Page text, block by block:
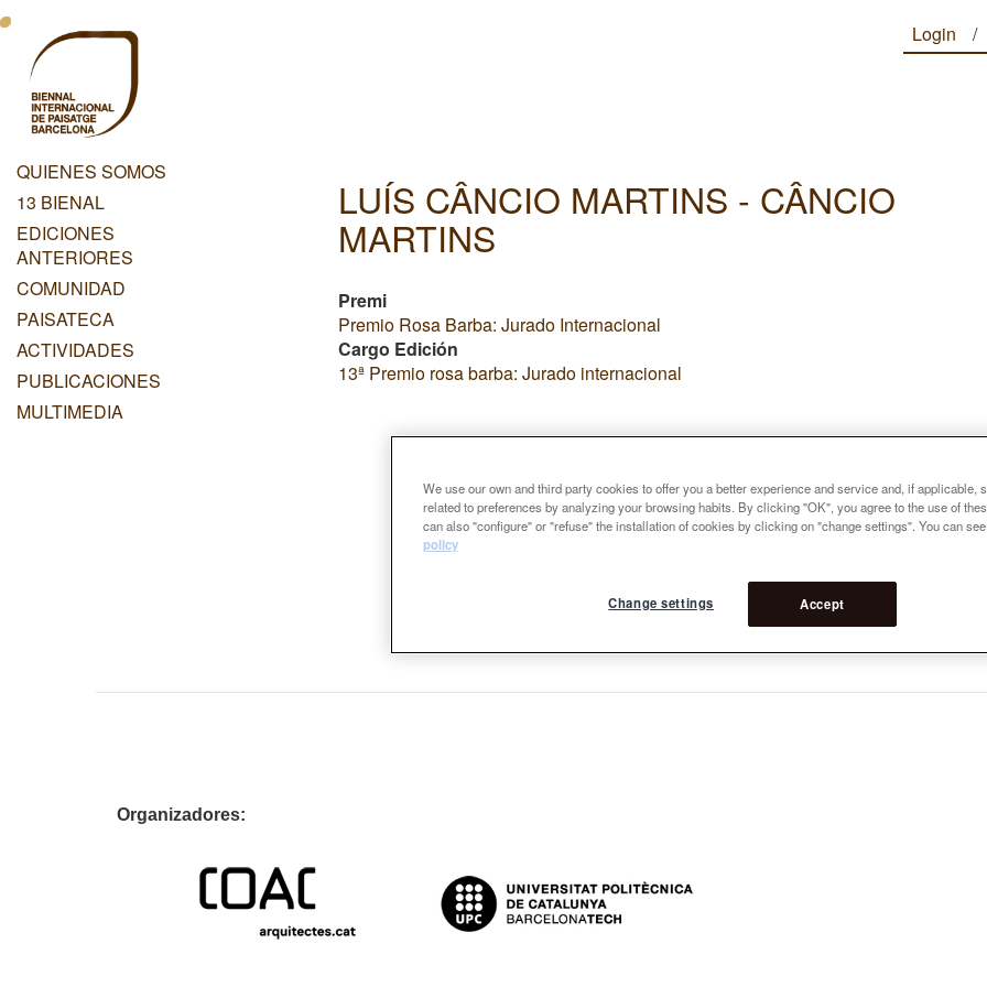
Pasar
contenido
principal
Login
Menu
Principal
QUIENES SOMOS
13 BIENAL
EDICIONES
ANTERIORES
COMUNIDAD
PAISATECA
ACTIVIDADES
PUBLICACIONES
MULTIMEDIA
LUÍS CÂNCIO MARTINS - CÂNCIO
MARTINS
Premi
Premio Rosa Barba: Jurado Internacional
Cargo Edición
13ª Premio rosa barba: Jurado internacional
Organizadores:
We use our own and third party cookies to offer you a better experience and service and, if applicable,
related to preferences by analyzing your browsing habits. By clicking "OK", you agree to the use of
can also "configure" or "refuse" the installation of cookies by clicking on "change settings". You can
policy
Accept
Change settings